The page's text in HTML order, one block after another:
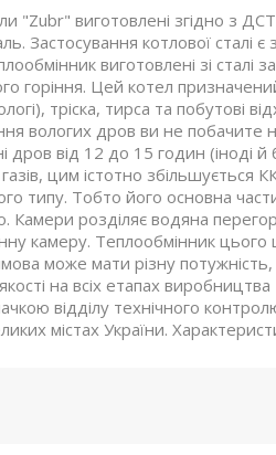
"Zubr" виготовлені згідно з
Застосування котлової сталі є
виготовлені зі сталі
горіння. Цей котел
тріска, тирса та побутові
вологих дров ви не побачите
дров від 12 до 15 годин (іноді й
цим істотно збільшується
типу. Тобто його основна
розділяє водяна
камеру. Теплообмінник цього
може мати різну потужність,
на всіх етапах виробництва
відділу технічного
містах України.